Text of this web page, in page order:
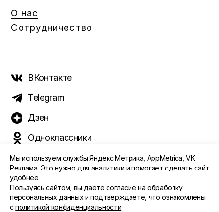
О нас
Сотрудничество
ВКонтакте
Telegram
Дзен
Одноклассники
©️ 2015 - 2026 Интернет-журнал «Морс». Все права
защищены
ПОЛИТИКА ОБРАБОТКИ ПЕРСОНАЛЬНЫХ ДАННЫХ
Мы используем службы Яндекс.Метрика, AppMetrica, VK
Реклама. Это нужно для аналитики и помогает сделать сайт
удобнее.
Пользуясь сайтом, вы даетесогласие на обработку
персональных данных и подтверждаете, что ознакомлены
сполитикой конфиденциальности